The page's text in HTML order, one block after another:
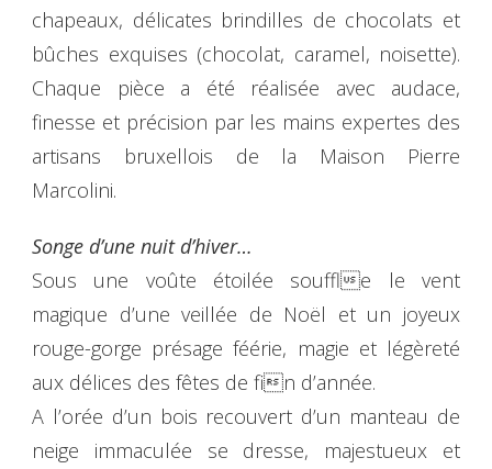
chapeaux, délicates brindilles de chocolats et
bûches exquises (chocolat, caramel, noisette).
Chaque pièce a été réalisée avec audace,
finesse et précision par les mains expertes des
artisans bruxellois de la Maison Pierre
Marcolini.
Songe d’une nuit d’hiver…
Sous une voûte étoilée souffle le vent
magique d’une veillée de Noël et un joyeux
rouge-gorge présage féérie, magie et légèreté
aux délices des fêtes de fin d’année.
A l’orée d’un bois recouvert d’un manteau de
neige immaculée se dresse, majestueux et